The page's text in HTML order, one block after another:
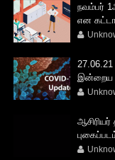
நவம்பர்
என
இன்றைய
ஆசிரியர்